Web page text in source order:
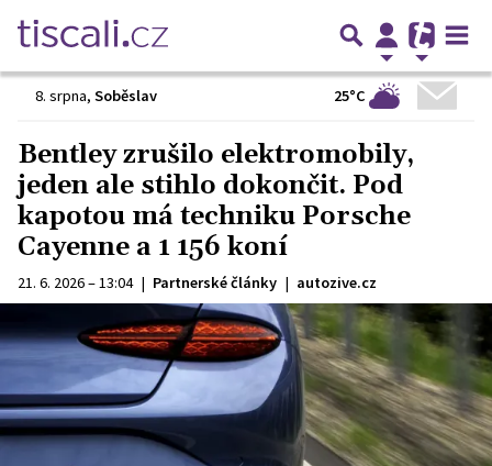
8. srpna, Soběslav 25°C
Bentley zrušilo elektromobily,
jeden ale stihlo dokončit. Pod
kapotou má techniku Porsche
Cayenne a 1 156 koní
21. 6. 2026 – 13:04 | Partnerské články | autozive.cz